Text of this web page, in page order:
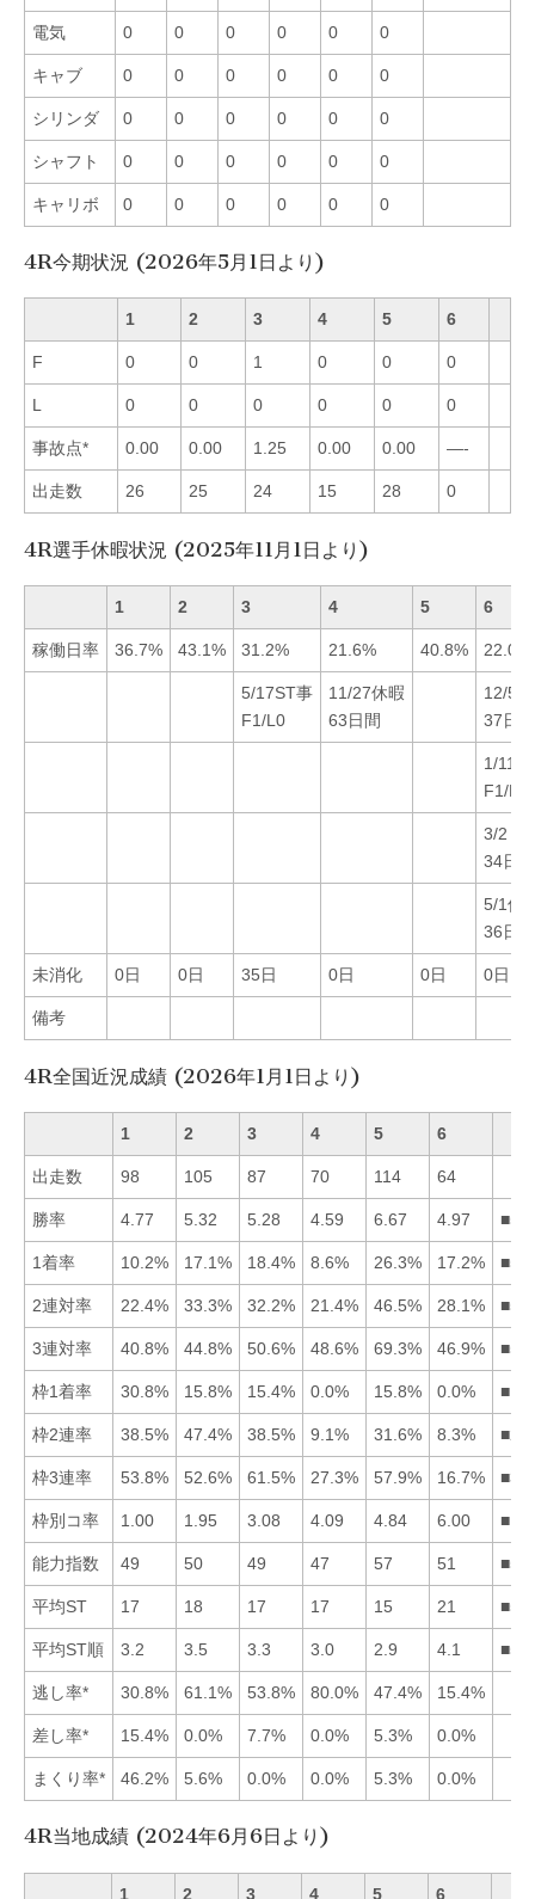
電気 0 0 0 0 0 0
キャブ 0 0 0 0 0 0
シリンダ 0 0 0 0 0 0
シャフト 0 0 0 0 0 0
キャリボ 0 0 0 0 0 0
4R今期状況 (2026年5月1日より)
1 2 3 4 5 6
F 0 0 1 0 0 0
L 0 0 0 0 0 0
事故点* 0.00 0.00 1.25 0.00 0.00 —-
出走数 26 25 24 15 28 0
4R選手休暇状況 (2025年11月1日より)
1 2 3 4 5 6
稼働日率 36.7% 43.1% 31.2% 21.6% 40.8% 22.0%
5/17ST事
F1/L0
11/27休暇
63日間
12/5
37日間
1/
F1/L0
3/2Ｆ
34日間
5/1休
36日間
未消化 0日 0日 35日 0日 0日 0日
備考
4R全国近況成績 (2026年1月1日より)
1 2 3 4 5 6
出走数 98 105 87 70 114 64
勝率 4.77 5.32 5.28 4.59 6.67 4.97
1着率 10.2% 17.1% 18.4% 8.6% 26.3% 17.2%
2連対率 22.4% 33.3% 32.2% 21.4% 46.5% 28.1%
3連対率 40.8% 44.8% 50.6% 48.6% 69.3% 46.9%
枠1着率 30.8% 15.8% 15.4% 0.0% 15.8% 0.0%
枠2連率 38.5% 47.4% 38.5% 9.1% 31.6% 8.3%
枠3連率 53.8% 52.6% 61.5% 27.3% 57.9% 16.7%
枠別コ率 1.00 1.95 3.08 4.09 4.84 6.00
能力指数 49 50 49 47 57 51
平均ST 17 18 17 17 15 21
平均ST順 3.2 3.5 3.3 3.0 2.9 4.1
逃し率* 30.8% 61.1% 53.8% 80.0% 47.4% 15.4%
差し率* 15.4% 0.0% 7.7% 0.0% 5.3% 0.0%
まくり率* 46.2% 5.6% 0.0% 0.0% 5.3% 0.0%
4R当地成績 (2024年6月6日より)
1 2 3 4 5 6